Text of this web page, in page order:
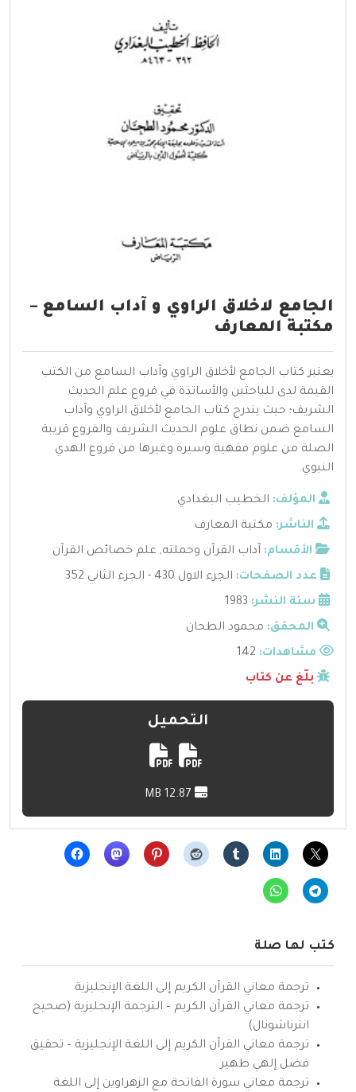
الجامع لاخلاق الراوي و آداب السامع –
مكتبة المعارف
يعتبر كتاب الجامع لأخلاق الراوي وآداب السامع من الكتب
القيمة لدى للباحثين والأساتذة في فروع علم الحديث
الشريف؛ حيث يندرج كتاب الجامع لأخلاق الراوي وآداب
السامع ضمن نطاق علوم الحديث الشريف والفروع قريبة
الصلة من علوم فقهية وسيرة وغيرها من فروع الهدي
النبوي.
المؤلف: الخطيب البغدادي
الناشر: مكتبة المعارف
الأقسام: آداب القرآن وحملته, علم خصائص القرآن
عدد الصفحات: الجزء الاول 430 - الجزء الثاني 352
سنة النشر: 1983
المحقق: محمود الطحان
مشاهدات:
بلّغ عن كتاب
التحميل
كتب لها صلة
ترجمة معاني القرآن الكريم إلى اللغة الإنجليزية
ترجمة معاني القرآن الكريم – الترجمة الإنجليزية (صحيح
انترناشونال)
ترجمة معاني القرآن الكريم إلى اللغة الإنجليزية – تحقيق
فضل إلهي ظهير
ترجمة معاني سورة الفاتحة مع الزهراوين إلى اللغة